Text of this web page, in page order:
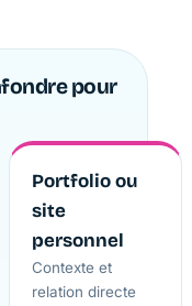
pour
Portfolio ou
site
personnel
Contexte et
relation directe